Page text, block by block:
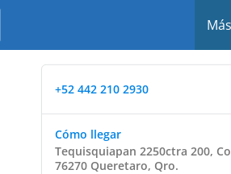
+52 442 210 2930
Cómo llegar
Tequisquiapan 2250ctra 200,
76270 Queretaro, Qro.